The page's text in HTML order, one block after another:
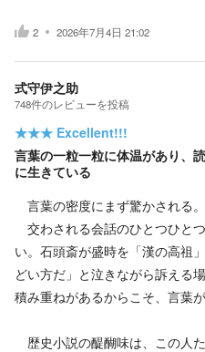
2 2026年7月4日 21:02
式守伊之助
748件のレビューを投稿
★★★ Excellent!!!
言葉の一粒一粒に体温があり、
に生きている
言葉の密度にまず驚かされる。
交わされる会話のひとつひと
い。石頭斎が盛時を「漢の高祖
どい方だ」と泣きながら訴える
積み重ねがあるからこそ、言葉
歴史小説の醍醐味は、この人